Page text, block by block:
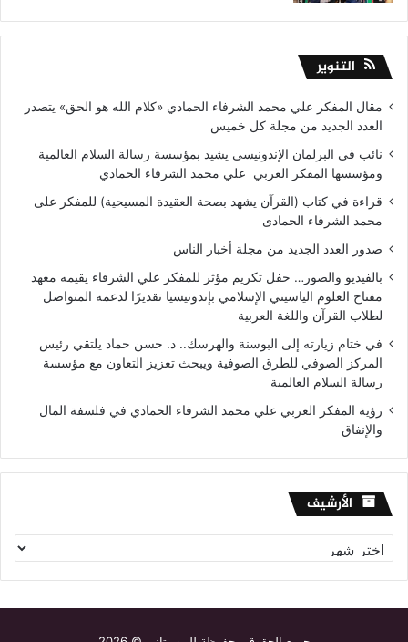
التنوير
مقال المفكر علي محمد الشرفاء الحمادي «كلام الله هو الحق» يتصدر
العدد الجديد من مجلة كل خميس
نائب في البرلمان الإندونيسي يشيد بمؤسسة رسالة السلام العالمية
ومؤسسها المفكر العربي علي محمد الشرفاء الحمادي
قراءة في كتاب (القرآن يشهد بصحة العقيدة المسيحية) للمفكر على
محمد الشرفاء الحمادى
صدور العدد الجديد من مجلة أخبار الناس
بالفيديو والصور… حفل تكريم مؤثر للمفكر علي الشرفاء يقيمه معهد
مفتاح العلوم الياسيني الإسلامي بإندونيسيا تقديرًا لدعمه المتواصل
لطلاب القرآن واللغة العربية
في ختام زيارته إلى البوسنة والهرسك.. د. حسن حماد يلتقي رئيس
المركز الصوفي للطرق الصوفية ويبحث تعزيز التعاون مع مؤسسة
رسالة السلام العالمية
رؤية المفكر العربي علي محمد الشرفاء الحمادي في فلسفة المال
والإنفاق
الأرشيف الأرشيف